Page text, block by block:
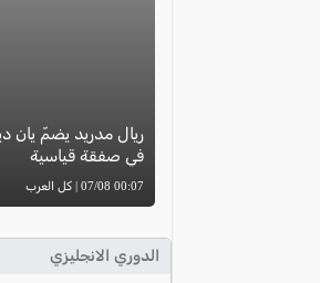
في صفقة قياسية
00:07 07/08 | كل العرب
الدوري الانجليزي